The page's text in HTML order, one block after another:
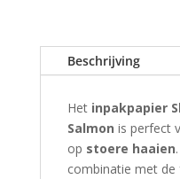
70x300cm
aantal
Beschrijving
Het inpakpapier
Salmon is perfect
op stoere haaien
combinatie met de